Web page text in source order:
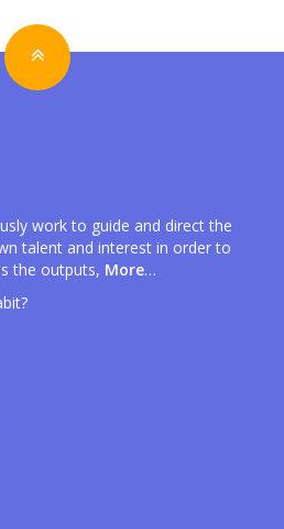
work to guide and direct the
talent and interest in order to
the outputs, More…